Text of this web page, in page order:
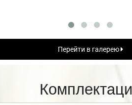
Перейти в галерею